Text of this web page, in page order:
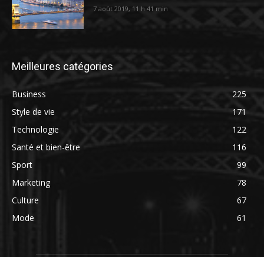
7 août 2019, 11 h 41 min
Meilleures catégories
Business
225
Style de vie
171
Technologie
122
Santé et bien-être
116
Sport
99
Marketing
78
Culture
67
Mode
61